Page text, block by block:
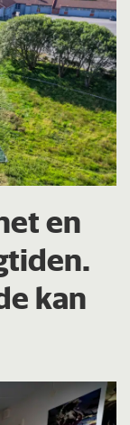
en
kan